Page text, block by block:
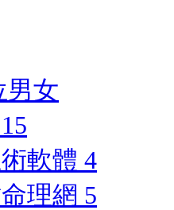
男女
15
軟體 4
理網 5